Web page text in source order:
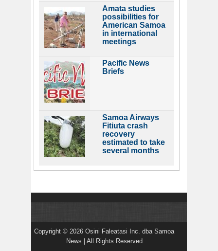
Amata studies
possibilities for
American Samoa
in international
meetings
Pacific News
Briefs
Samoa Airways
Fitiuta crash
recovery
estimated to take
several months
Copyright © 2026 Osini Faleatasi Inc. dba Samoa
News | All Rights Reserved